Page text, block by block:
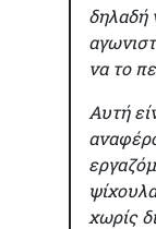
δηλαδή
να το
Αυτή
χωρίς